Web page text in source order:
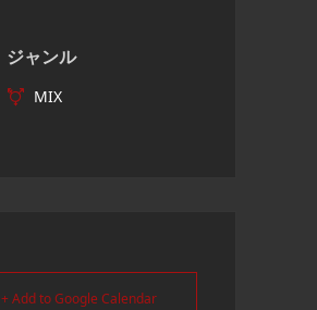
ジャンル
MIX
+ Add to Google Calendar